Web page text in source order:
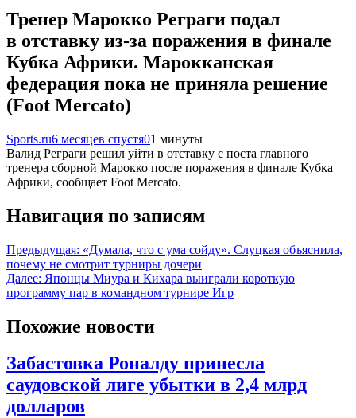
Тренер Марокко Реграги подал
в отставку из-за поражения в финале
Кубка Африки. Марокканская
федерация пока не приняла решение
(Foot Mercato)
Sports.ru6 месяцев спустя01 минуты
Валид Реграги решил уйти в отставку с поста главного
тренера сборной Марокко после поражения в финале Кубка
Африки, сообщает Foot Mercato.
Навигация по записям
Предыдущая: «Думала, что с ума сойду». Слуцкая объяснила,
почему не смотрит турниры дочери
Далее: Японцы Миура и Кихара выиграли короткую
программу пар в командном турнире Игр
Похожие новости
Забастовка Роналду принесла
саудовской лиге убытки в 2,4 млрд
долларов